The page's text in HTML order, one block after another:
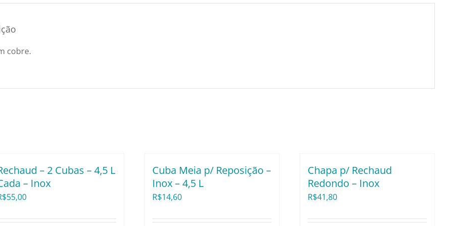
50cm
cobre.
– 2 Cubas – 4,5 L
– Inox
55,00
Cuba Meia p/ Reposição –
Inox – 4,5 L
R$14,60
Chapa p/ Rechaud
Redondo – Inox
R$41,80